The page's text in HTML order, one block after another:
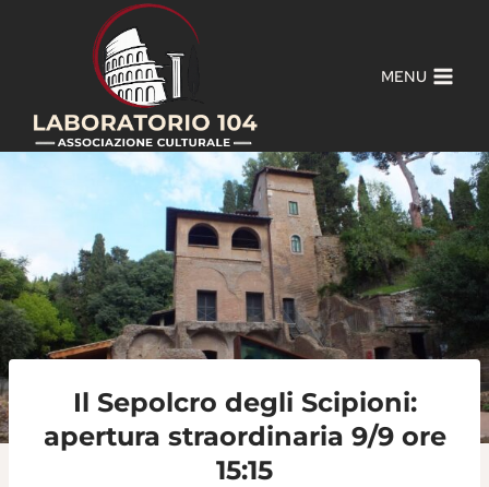
contenuto
MENU
Il Sepolcro degli Scipioni:
apertura straordinaria 9/9 ore
15:15